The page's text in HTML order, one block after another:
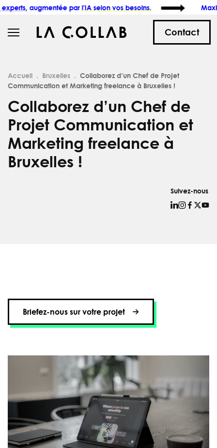
parl'IA selon vos besoins. Maximisez
Contact
Accueil Bruxelles
Collaborez d’un Chef de Projet
Communication et Marketing freelance à Bruxelles !
Collaborez d’un Chef de
Projet Communication et
Marketing freelance à
Bruxelles !
Suivez-nous
Briefez-nous sur votre projet